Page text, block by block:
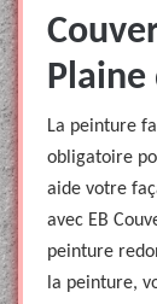
Plaine
La peinture
obligatoire
aide votre
avec EB
peinture
la peinture,